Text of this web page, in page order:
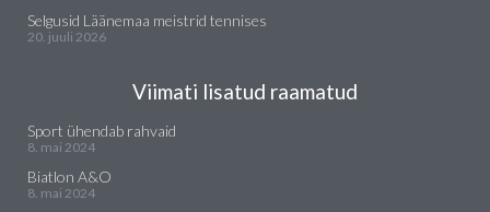
Selgusid Läänemaa meistrid tennises
20. juuli 2026
Viimati lisatud raamatud
Sport ühendab rahvaid
8. mai 2024
Biatlon A&O
8. mai 2024